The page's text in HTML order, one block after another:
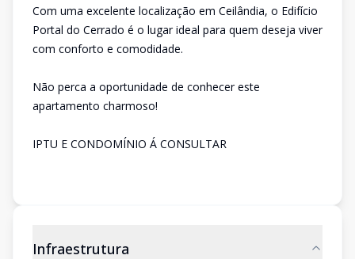
Com uma excelente localização em Ceilândia, o Edifício
Portal do Cerrado é o lugar ideal para quem deseja viver
com conforto e comodidade.
Não perca a oportunidade de conhecer este
apartamento charmoso!
IPTU E CONDOMÍNIO Á CONSULTAR
Infraestrutura